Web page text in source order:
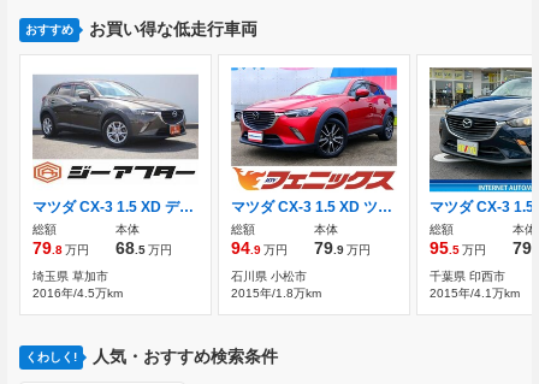
おすすめ お買い得な低走行車両
マツダ CX-3 1.5 XD ディーゼルターボ 禁煙車 純正ナビ フルセグTV
総額
79.8万円
本体
68.5万円
埼玉県 草加市
2016年/4.5万km
マツダ CX-3 1.5 XD ツーリング ディーゼルターボ 4WD 4WD ディーゼル 試乗OK
総額
94.9万円
本体
79.9万円
石川県 小松市
2015年/1.8万km
総額
95.5万円
本体
79
千葉県 印西市
2015年/4.1万km
くわしく! 人気・おすすめ検索条件